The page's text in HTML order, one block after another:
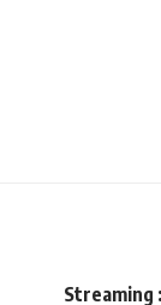
Streaming